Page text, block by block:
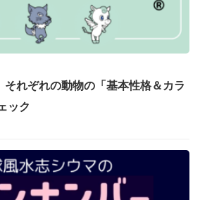
それぞれの動物の「基本性格＆カラ
ック